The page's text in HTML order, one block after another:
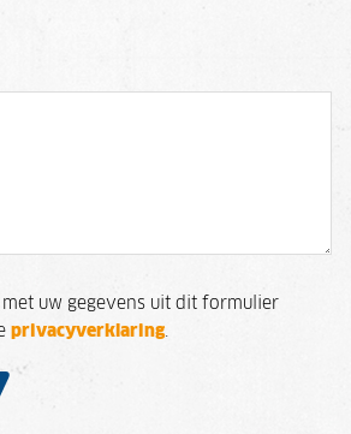
uw gegevens uit dit formulier
privacyverklaring.